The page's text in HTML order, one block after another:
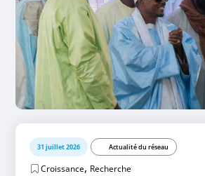
31 juillet 2026 Actualité du réseau
Croissance, Recherche